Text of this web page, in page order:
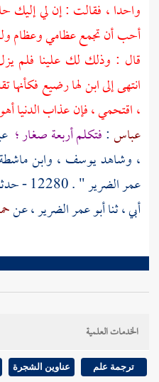
واحدا ، فقالت : إن لي
أحب أن تجمع عظامي وعظام
قال : وذلك لك علينا فلم
انتهى إلى ابن لها رضيع
، اقتحمي ، فإن عذاب الدنيا
عباس:فتكلم أربعة صغار ؛
، وشاهديوسف ، وابن
عمر الضرير" . 12280 - حدثنا
أبي ، ثناأبو عمر الضرير، عن
الخدمات العلمية
ترجمة علم عناوين الشجرة